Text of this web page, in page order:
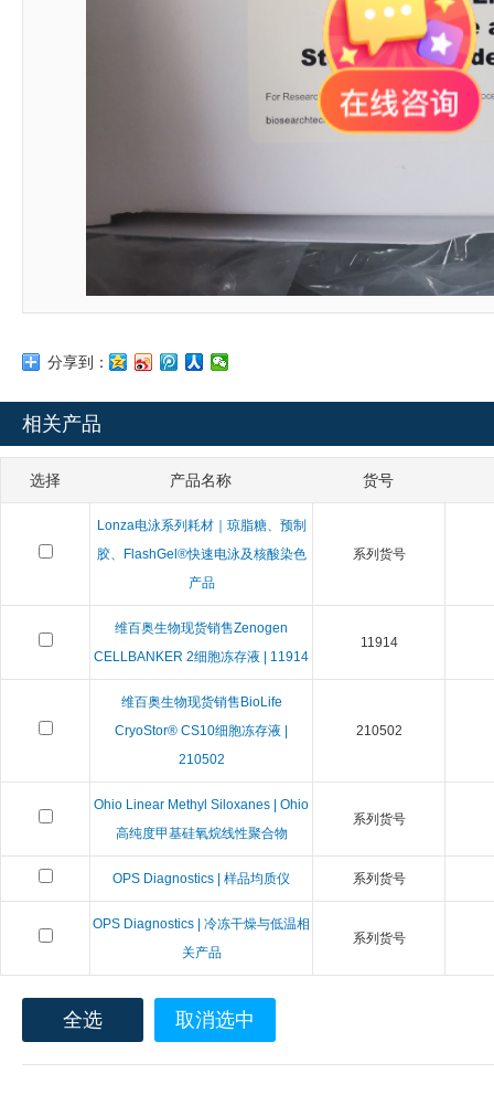
分享到：
相关产品
选择 产品名称 货号
Lonza电泳系列耗材｜琼脂糖、预制
胶、FlashGel®快速电泳及核酸染色
产品
系列货号
维百奥生物现货销售Zenogen
CELLBANKER 2细胞冻存液 | 11914
11914
维百奥生物现货销售BioLife
CryoStor® CS10细胞冻存液 |
210502
210502
Ohio Linear Methyl Siloxanes | Ohio
高纯度甲基硅氧烷线性聚合物
系列货号
OPS Diagnostics | 样品均质仪 系列货号
OPS Diagnostics | 冷冻干燥与低温相
关产品
系列货号
全选 取消选中